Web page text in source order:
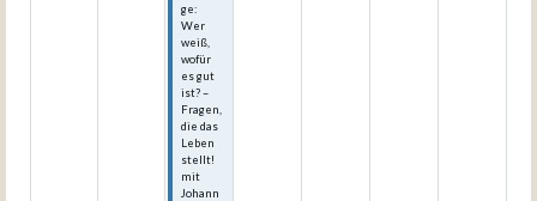
ge:
Wer
weiß,
wofür
es gut
ist? –
Fragen,
die das
Leben
stellt!
mit
Johann